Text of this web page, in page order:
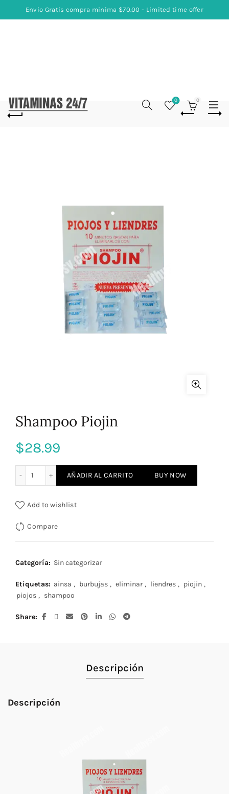
Envio Gratis compra minima $70.00 - Limited time offer
0 0
Shampoo Piojin
$28.99
Shampoo Piojin cantidad
AÑADIR AL CARRITO BUY NOW
Add to wishlist
Compare
Categoría: Sin categorizar
Etiquetas: ainsa , burbujas , eliminar , liendres , piojin ,
piojos , shampoo
Share
Descripción
Descripción